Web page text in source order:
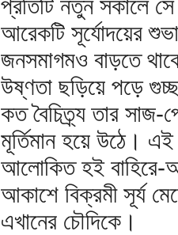
প্রতিটি নতুন সকালে
আরেকটি সূর্যোদয়ের
জনসমাগমও বাড়তে
উষ্ণতা ছড়িয়ে পড়ে
কত বৈচিত্র্য তার সাজ-
মূর্তিমান হয়ে উঠে।
আলোকিত হই বাহিরে-
আকাশে বিক্রমী সূর্য
এখানের চৌদিকে।